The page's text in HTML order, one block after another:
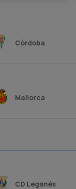
Córdoba
Mallorca
CD Leganés